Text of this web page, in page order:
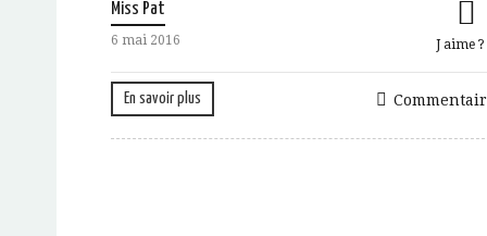
Miss Pat
6 mai 2016 J aime ?
En savoir plus